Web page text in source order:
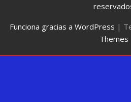
Funciona gracias a WordPress |
Themes